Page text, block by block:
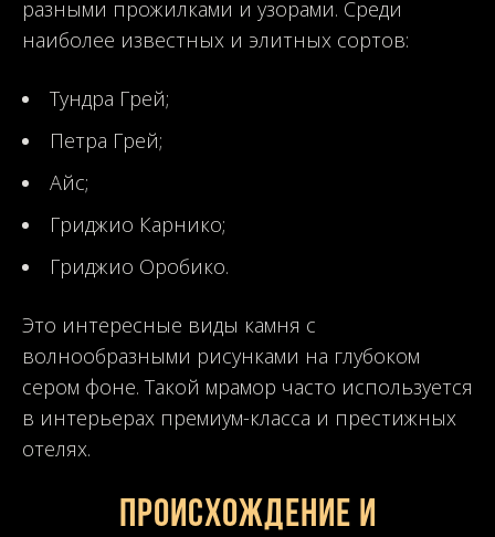
разными прожилками и узорами. Среди
наиболее известных и элитных сортов:
Тундра Грей;
Петра Грей;
Айс;
Гриджио Карнико;
Гриджио Оробико.
Это интересные виды камня с
волнообразными рисунками на глубоком
сером фоне. Такой мрамор часто используется
в интерьерах премиум-класса и престижных
отелях.
Происхождение и